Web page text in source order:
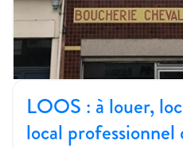
LOOS : à louer,
local professionnel